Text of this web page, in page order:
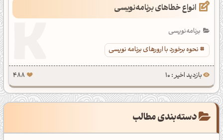
انواع خطاهای برنامه‌نویسی
برنامه‌نویسی
نحوه برخورد با ارورهای برنامه نویسی
بازدید اخیر : 10 488
دسته‌بندی مطالب